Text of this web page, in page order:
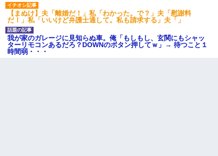
【まぬけ】夫「離婚だ！」私「わかった。で？」夫「慰謝料
だ！」私「いいけど弁護士通して。私も請求する」夫「」
我が家のガレージに見知らぬ車。俺「もしもし、玄関にもシャッ
ターリモコンあるだろ？DOWNのボタン押してｗ」→ 待つこと１
時間弱・・・